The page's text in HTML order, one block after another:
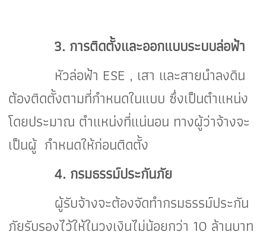
3. การติดตั้งและออกแบบระบบล่อฟ้า
หัวล่อฟ้า ESE , เสา และสายนำลงดิน
ต้องติดตั้งตามที่กำหนดในแบบ ซึ่งเป็นตำแหน่ง
โดยประมาณ ตำแหน่งที่แน่นอน ทางผู้ว่าจ้างจะ
เป็นผู้ กำหนดให้ก่อนติดตั้ง
4. กรมธรรม์ประกันภัย
ผู้รับจ้างจะต้องจัดทำกรมธรรม์ประกัน
ภัยรับรองไว้ให้ในวงเงินไม่น้อยกว่า 10 ล้านบาท